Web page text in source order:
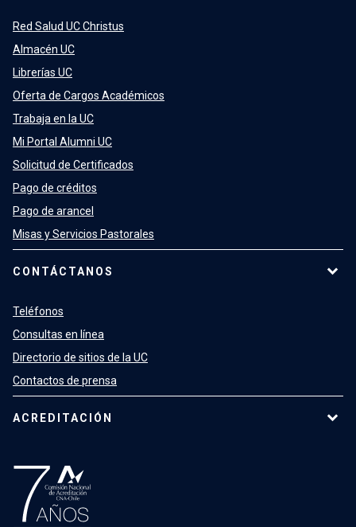
Red Salud UC Christus
Almacén UC
Librerías UC
Oferta de Cargos Académicos
Trabaja en la UC
Mi Portal Alumni UC
Solicitud de Certificados
Pago de créditos
Pago de arancel
Misas y Servicios Pastorales
CONTÁCTANOS
Teléfonos
Consultas en línea
Directorio de sitios de la UC
Contactos de prensa
ACREDITACIÓN